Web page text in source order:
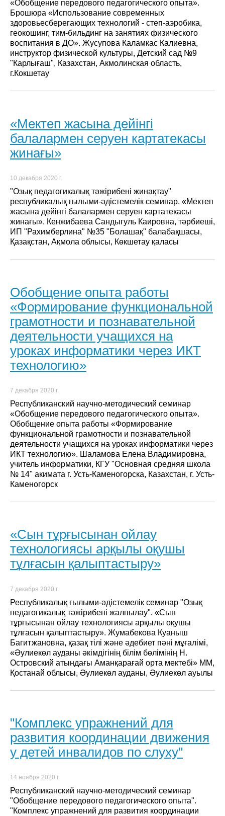
«Обобщение передового педагогического опыта».
Брошюра «Использование современных
здоровьесберегающих технологий - степ-аэробика,
геокошинг, тим-бильдинг на занятиях физического
воспитания в ДО». Жусупова Каламкас Калиевна,
инструктор физической культуры, Детский сад №9
"Карлығаш", Казахстан, Акмолинская область,
г.Кокшетау
«Мектеп жасына дейінгі
балалармен серуен картатекасы
жинағы»
10 декабря 2020 г.
"Озық педагогикалық тәжірибені жинақтау"
республикалық ғылыми-әдістемелік семинар. «Мектеп
жасына дейінгі балалармен серуен картатекасы
жинағы». Кенжибаева Сандыгуль Каировна, тәрбиеші,
ИП "Рахимберлина" №35 "Болашақ" балабақшасы,
Қазақстан, Ақмола облысы, Көкшетау қаласы
Обобщение опыта работы
«Формирование функциональной
грамотности и познавательной
деятельности учащихся на
уроках информатики через ИКТ
технологию»
7 декабря 2020 г.
Республиканский научно-методический семинар
«Обобщение передового педагогического опыта».
Обобщение опыта работы «Формирование
функциональной грамотности и познавательной
деятельности учащихся на уроках информатики через
ИКТ технологию». Шаламова Елена Владимировна,
учитель информатики, КГУ "Основная средняя школа
№ 14" акимата г. Усть-Каменогорска, Казахстан, г. Усть-
Каменогорск
«Сын тұрғысынан ойлау
технологиясы арқылы оқушы
тұлғасын қалыптастыру»
7 декабря 2020 г.
Республикалық ғылыми-әдістемелік семинар "Озық
педагогикалық тәжірибені жалпылау". «Сын
тұрғысынан ойлау технологиясы арқылы оқушы
тұлғасын қалыптастыру». Жумабекова Куаныш
Багитжановна, қазақ тілі және әдебиет пәні мұғалімі,
«Әулиекөл ауданы әкімдігінің білім бөлімінің Н.
Островский атындағы Аманқарағай орта мектебі» ММ,
Қостанай облысы, Әулиекөл ауданы, Әулиекөл ауылы
"Комплекс упражнений для
развития координации движения
у детей инвалидов по слуху"
14 ноября 2020 г.
Республиканский научно-методический семинар
"Обобщение передового педагогического опыта".
"Комплекс упражнений для развития координации